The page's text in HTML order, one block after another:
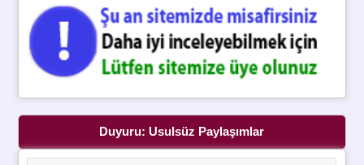
Duyuru: Usulsüz Paylaşımlar